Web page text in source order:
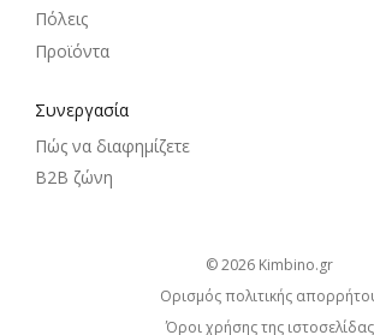
Πόλεις
Προϊόντα
Συνεργασία
Πώς να διαφημίζετε
B2B ζώνη
© 2026
kimbino.gr
Ορισμός πολιτικής
Όροι χρήσης της ιστοσελίδας